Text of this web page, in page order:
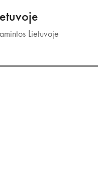
Lietuvoje